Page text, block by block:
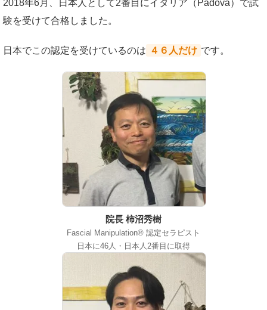
2018年6月、日本人として2番目にイタリア（Padova）で試
験を受けて合格しました。
日本でこの認定を受けているのは ４６人だけ です。
院長 柿沼秀樹
Fascial Manipulation® 認定セラピスト
日本に46人・日本人2番目に取得